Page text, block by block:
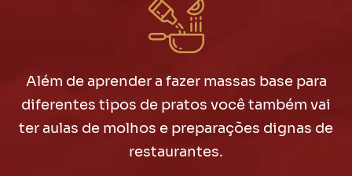
Além de aprender a fazer massas base para
diferentes tipos de pratos você também vai
ter aulas de molhos e preparações dignas de
restaurantes.